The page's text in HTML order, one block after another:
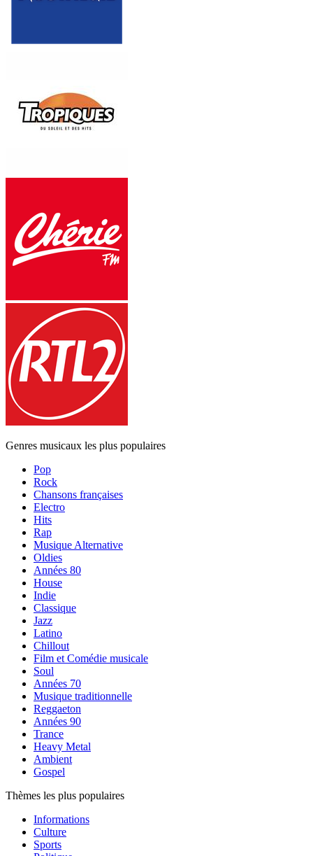
Genres musicaux les plus populaires
Pop
Rock
Chansons françaises
Electro
Hits
Rap
Musique Alternative
Oldies
Années 80
House
Indie
Classique
Jazz
Latino
Chillout
Film et Comédie musicale
Soul
Années 70
Musique traditionnelle
Reggaeton
Années 90
Trance
Heavy Metal
Ambient
Gospel
Thèmes les plus populaires
Informations
Culture
Sports